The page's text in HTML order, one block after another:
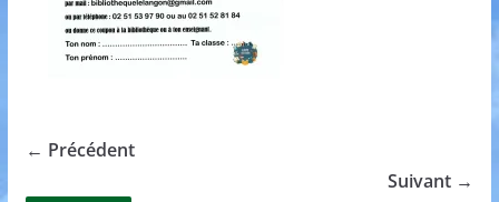
← Précédent
Suivant →